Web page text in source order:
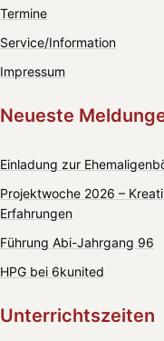
Termine
Service/Information
Impressum
Neueste
Einladung zur
Projektwoche 2026 –
Erfahrungen
Führung Abi-Jahrgang 96
HPG bei 6kunited
Unterrichtszeiten